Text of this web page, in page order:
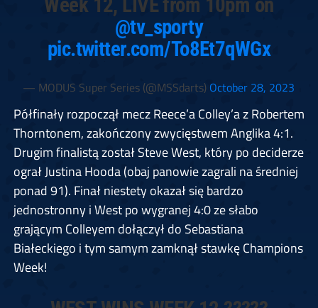
Week 12, LIVE from 10pm on
@tv_sporty
pic.twitter.com/To8Et7qWGx
— MODUS Super Series (@MSSdarts) October 28, 2023
Półfinały rozpoczął mecz Reece’a Colley’a z Robertem
Thorntonem, zakończony zwycięstwem Anglika 4:1.
Drugim finalistą został Steve West, który po deciderze
ograł Justina Hooda (obaj panowie zagrali na średniej
ponad 91). Finał niestety okazał się bardzo
jednostronny i West po wygranej 4:0 ze słabo
grającym Colleyem dołączył do Sebastiana
Białeckiego i tym samym zamknął stawkę Champions
Week!